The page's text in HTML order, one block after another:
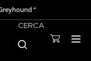
“
CERCA